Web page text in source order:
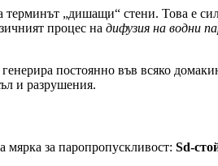
„дишащи“ стени. Това е
процес на дифузия на водни
постоянно във всяко
и разрушения.
мярка за паропропускливост: Sd-